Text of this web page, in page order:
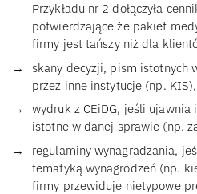
Przykładu nr 2 dołączyła
potwierdzające że pakiet
firmy jest tańszy niż dla
skany decyzji, pism istotnych
przez inne instytucje (np. KIS),
wydruk z CEiDG, jeśli
istotne w danej sprawie (np.
regulaminy wynagradzania,
tematyką wynagrodzeń (np.
firmy przewiduje nietypowe